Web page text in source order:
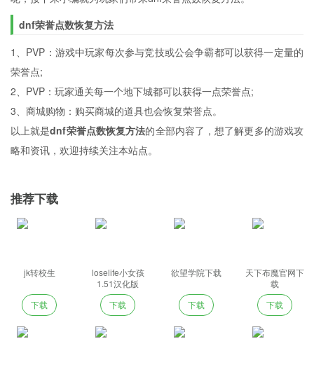
dnf荣誉点数恢复方法
1、PVP：游戏中玩家每次参与竞技或公会争霸都可以获得一定量的
荣誉点;
2、PVP：玩家通关每一个地下城都可以获得一点荣誉点;
3、商城购物：购买商城的道具也会恢复荣誉点。
以上就是dnf荣誉点数恢复方法的全部内容了，想了解更多的游戏攻
略和资讯，欢迎持续关注本站点。
推荐下载
jk转校生
下载
loselife小女孩
1.51汉化版
下载
欲望学院下载
下载
天下布魔官网下
载
下载